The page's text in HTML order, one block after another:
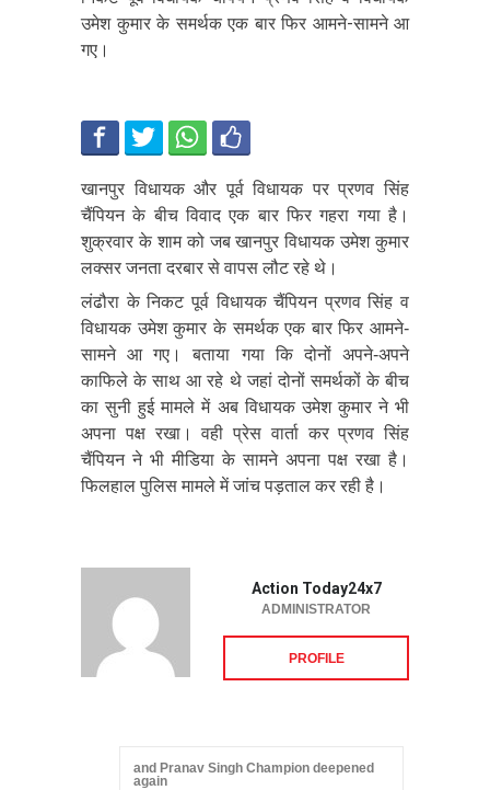
उमेश कुमार के समर्थक एक बार फिर आमने-सामने आ
गए।
खानपुर विधायक और पूर्व विधायक पर प्रणव सिंह
चैंपियन के बीच विवाद एक बार फिर गहरा गया है।
शुक्रवार के शाम को जब खानपुर विधायक उमेश कुमार
लक्सर जनता दरबार से वापस लौट रहे थे।
लंढौरा के निकट पूर्व विधायक चैंपियन प्रणव सिंह व
विधायक उमेश कुमार के समर्थक एक बार फिर आमने-
सामने आ गए। बताया गया कि दोनों अपने-अपने
काफिले के साथ आ रहे थे जहां दोनों समर्थकों के बीच
का सुनी हुई मामले में अब विधायक उमेश कुमार ने भी
अपना पक्ष रखा। वही प्रेस वार्ता कर प्रणव सिंह
चैंपियन ने भी मीडिया के सामने अपना पक्ष रखा है।
फिलहाल पुलिस मामले में जांच पड़ताल कर रही है।
Action Today24x7
ADMINISTRATOR
PROFILE
and Pranav Singh Champion deepened
again